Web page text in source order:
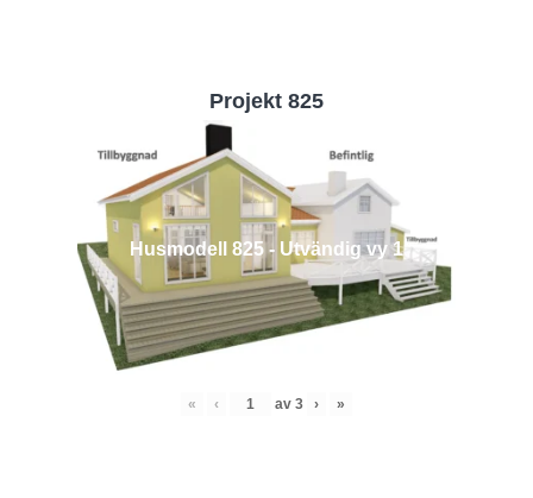
Projekt 825
Husmodell 825 - Utvändig vy 1
« ‹ av 3 › »